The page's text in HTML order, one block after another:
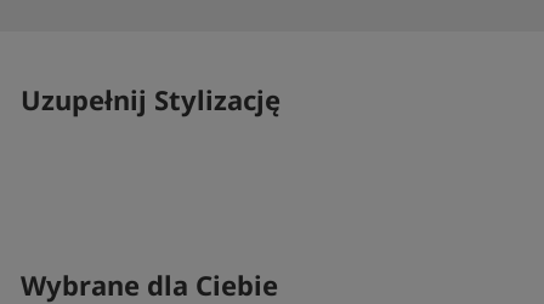
Uzupełnij Stylizację
Wybrane dla Ciebie